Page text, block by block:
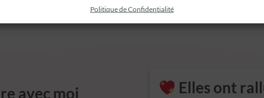
Politique de Confidentialité
avec moi Elles ont